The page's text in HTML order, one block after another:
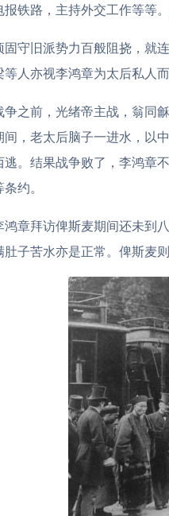
铁路，主持外交工作等等
固守旧派势力百般阻挠，就
人亦视李鸿章为太后私人而
争之前，光绪帝主战，翁同
，老太后脑子一进水，以
逃。结果战争败了，李鸿章
约。
鸿章拜访俾斯麦期间还未到
子苦水亦是正常。俾斯麦